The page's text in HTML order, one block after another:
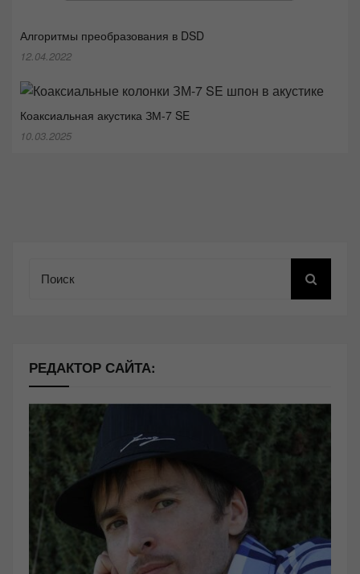
Алгоритмы преобразования в DSD
12.04.2022
Коаксиальная акустика ЗМ-7 SE
10.03.2025
РЕДАКТОР САЙТА: